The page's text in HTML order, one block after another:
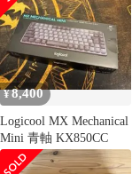
¥8,400
Logicool MX Mechanical
Mini 青軸 KX850CC